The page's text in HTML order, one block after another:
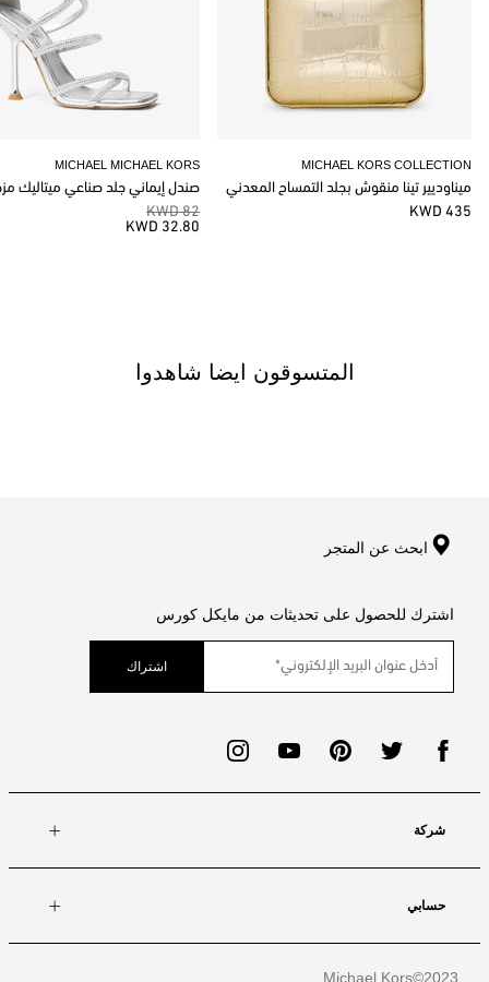
MICHAEL MICHAEL KORS
صندل إيماني جلد صناعي ميتاليك
82 KWD
32.80 KWD
MICHAEL KORS COLLECTION
ميناوديير تينا منقوش بجلد التمساح المعدني
435 KWD
المتسوقون ايضا شاهدوا
ابحث عن المتجر
اشترك للحصول على تحديثات من مايكل كورس
اشتراك
شركة
حسابي
Michael Kors